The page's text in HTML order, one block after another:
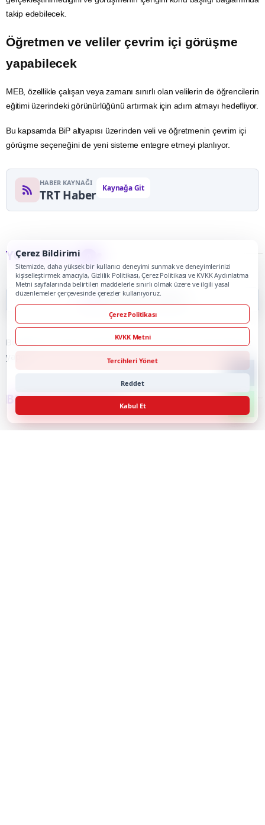
takip edebilecek.
Öğretmen ve veliler çevrim içi görüşme
yapabilecek
MEB, özellikle çalışan veya zamanı sınırlı olan velilerin de öğrencilerin
eğitimi üzerindeki görünürlüğünü artırmak için adım atmayı hedefliyor.​​​​​​​
Bu kapsamda BiP altyapısı üzerinden veli ve öğretmenin çevrim içi
görüşme seçeneğini de yeni sisteme entegre etmeyi planlıyor.
HABER KAYNAĞI
TRT Haber Kaynağa Git
YORUMLAR
İlk Yorumu Siz Yapın
Bu haber için henüz onaylı yorum bulunmuyor. İlk yorumu siz
yapın.
BENZER HABERLER
Çerez Bildirimi
Sitemizde, daha yüksek bir kullanıcı deneyimi sunmak ve deneyimlerinizi
kişiselleştirmek amacıyla, Gizlilik Politikası, Çerez Politikası ve KVKK Aydınlatma
Metni sayfalarında belirtilen maddelerle sınırlı olmak üzere ve ilgili yasal
düzenlemeler çerçevesinde çerezler kullanıyoruz.
Çerez Politikası
KVKK Metni
Tercihleri Yönet
Reddet
Kabul Et